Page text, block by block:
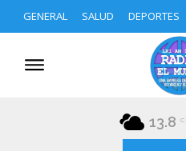
GENERAL SALUD DEPORTES
13.8 C